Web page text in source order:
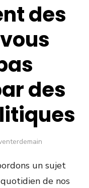
des
des
un sujet
de nos